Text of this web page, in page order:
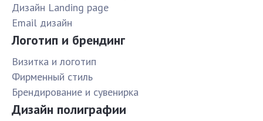
Дизайн Landing page
Email дизайн
Логотип и брендинг
Визитка и логотип
Фирменный стиль
Брендирование и сувенирка
Дизайн полиграфии